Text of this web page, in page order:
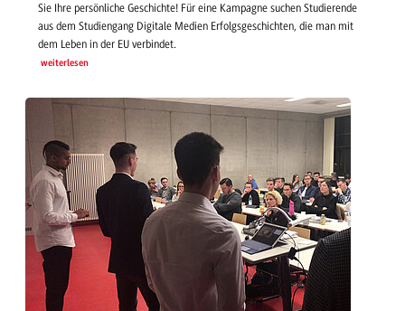
Sie Ihre persönliche Geschichte! Für eine Kampagne suchen Studierende
aus dem Studiengang Digitale Medien Erfolgsgeschichten, die man mit
dem Leben in der EU verbindet.
weiterlesen